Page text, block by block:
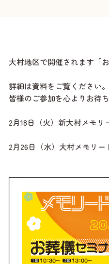
大村地区で開催されます「
詳細は資料をご覧ください。
皆様のご参加を心よりお待
2月18日（火）新大村メモリ
2月26日（水）大村メモリー